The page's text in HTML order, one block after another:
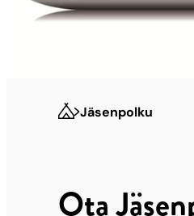
Jäsenpolku
Ota